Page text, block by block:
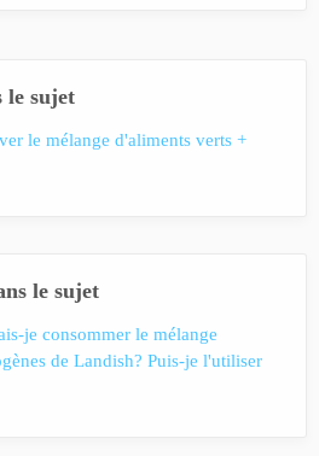
le sujet
le mélange d'aliments verts +
le sujet
je consommer le mélange
de Landish? Puis-je l'utiliser